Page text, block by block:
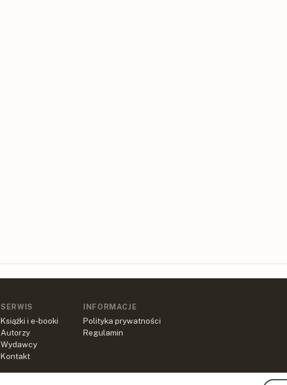
SERWIS
Książki i e-booki
Autorzy
Wydawcy
Kontakt
INFORMACJE
Polityka prywatności
Regulamin